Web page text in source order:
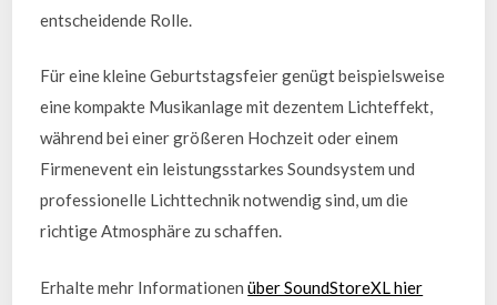
entscheidende Rolle.
Für eine kleine Geburtstagsfeier genügt beispielsweise
eine kompakte Musikanlage mit dezentem Lichteffekt,
während bei einer größeren Hochzeit oder einem
Firmenevent ein leistungsstarkes Soundsystem und
professionelle Lichttechnik notwendig sind, um die
richtige Atmosphäre zu schaffen.
Erhalte mehr Informationenüber SoundStoreXL hier